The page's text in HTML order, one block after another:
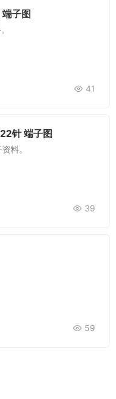
子图
41
针 端子图
料。
39
59